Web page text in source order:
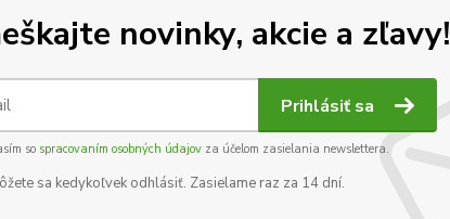
novinky, akcie a zľavy!
Prihlásiť sa
so spracovaním osobných údajovza účelom zasielania newslettera.
sa kedykoľvek odhlásiť. Zasielame raz za 14 dní.